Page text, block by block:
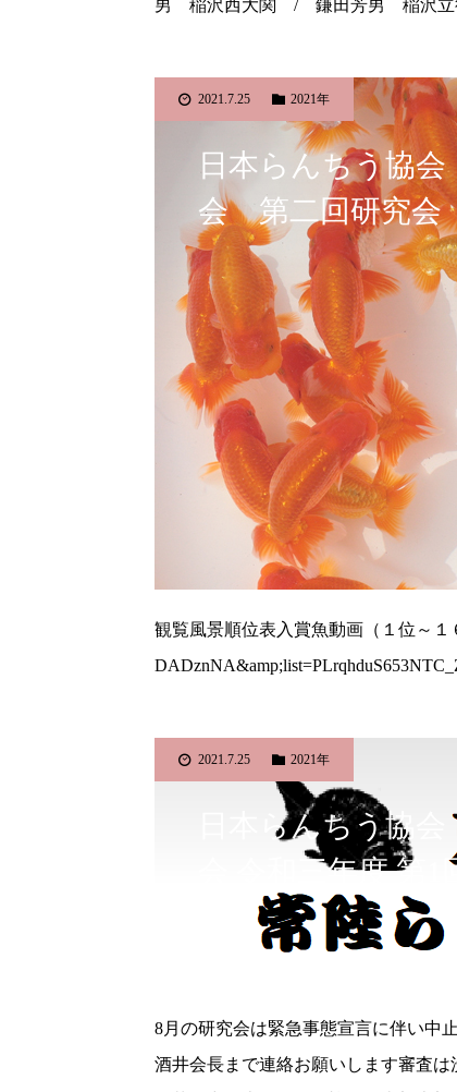
男 稲沢西大関 / 鎌田芳男 稲沢
2021.7.25 2021年
日本らんちう協
会 第二回研究会
観覧風景順位表入賞魚動画（１位～１
2021.7.25 2021年
日本らんちう協
会 令和三年度 第
8月の研究会は緊急事態宣言に伴い中
酒井会長まで連絡お願いします審査